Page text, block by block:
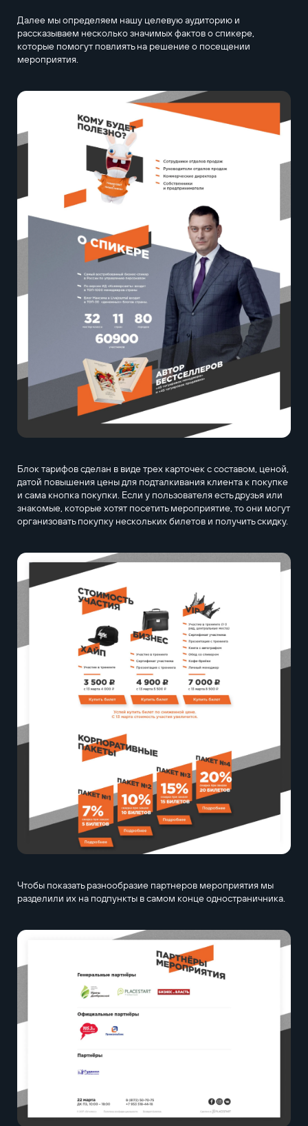
Далее мы определяем нашу целевую аудиторию и
рассказываем несколько значимых фактов о спикере,
которые помогут повлиять на решение о посещении
мероприятия.
Блок тарифов сделан в виде трех карточек с составом, ценой,
датой повышения цены для подталкивания клиента к покупке
и сама кнопка покупки. Если у пользователя есть друзья или
знакомые, которые хотят посетить мероприятие, то они могут
организовать покупку нескольких билетов и получить скидку.
Чтобы показать разнообразие партнеров мероприятия мы
разделили их на подпункты в самом конце одностраничника.